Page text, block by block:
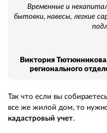
Временные и
бытовки, навесы, легкие
Виктория
регионального
Так что если вы
все же жилой дом, то
кадастровый учет.